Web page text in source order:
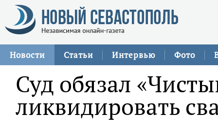
Новости Статьи Интервью Фото
Суд обязал
ликвидировать